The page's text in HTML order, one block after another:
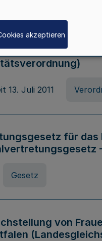
13. Juli 2011
für das
Gesetz
von
akzeptieren